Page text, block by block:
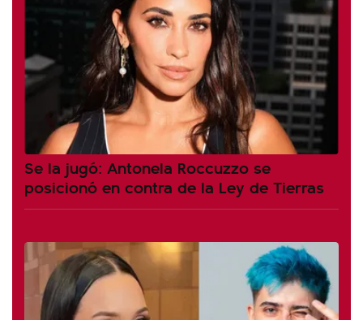
Se la jugó: Antonela Roccuzzo se
posicionó en contra de la Ley de Tierras